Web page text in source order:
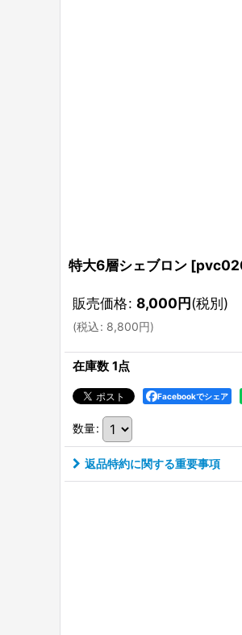
特大6層シェブロン [
販売価格: 8,000円(税別)
(税込: 8,800円)
在庫数 1点
Facebookでシェア
数量:
返品特約に関する重要事項